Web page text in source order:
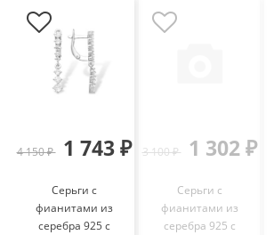
4 150 ₽ 1 743 ₽
Серьги с
фианитами из
серебра 925 с
3 100 ₽ 1 302 ₽
Серьги с
фианитами из
серебра 925 с